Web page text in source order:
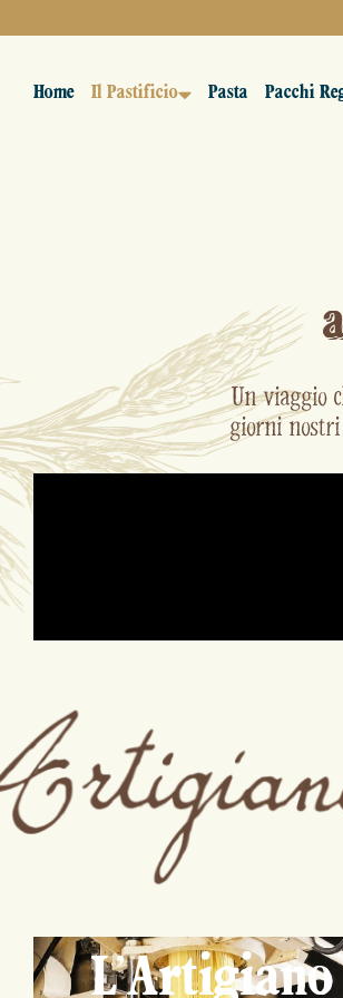
Home Il Pastificio Pasta Pacchi
Un viaggio
giorni nostri
L'Artigiano